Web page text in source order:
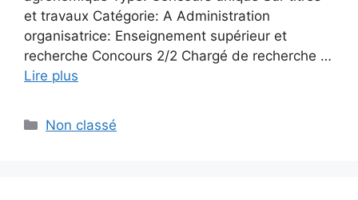
et travaux Catégorie: A Administration
organisatrice: Enseignement supérieur et
recherche Concours 2/2 Chargé de recherche …
Lire plus
Catégories
Non classé